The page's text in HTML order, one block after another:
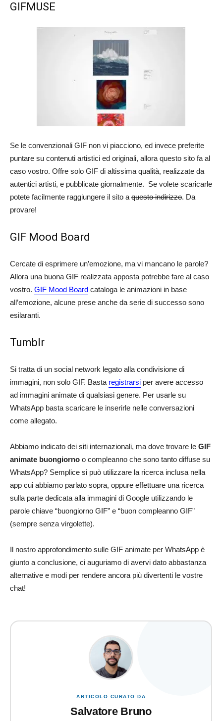
GIFMUSE
Se le convenzionali GIF non vi piacciono, ed invece preferite
puntare su contenuti artistici ed originali, allora questo sito fa al
caso vostro. Offre solo GIF di altissima qualità, realizzate da
autentici artisti, e pubblicate giornalmente. Se volete scaricarle
potete facilmente raggiungere il sito a questo indirizzo. Da
provare!
GIF Mood Board
Cercate di esprimere un’emozione, ma vi mancano le parole?
Allora una buona GIF realizzata apposta potrebbe fare al caso
vostro. GIF Mood Board cataloga le animazioni in base
all’emozione, alcune prese anche da serie di successo sono
esilaranti.
Tumblr
Si tratta di un social network legato alla condivisione di
immagini, non solo GIF. Basta registrarsi per avere accesso
ad immagini animate di qualsiasi genere. Per usarle su
WhatsApp basta scaricare le inserirle nelle conversazioni
come allegato.
Abbiamo indicato dei siti internazionali, ma dove trovare le GIF
animate buongiorno o compleanno che sono tanto diffuse su
WhatsApp? Semplice si può utilizzare la ricerca inclusa nella
app cui abbiamo parlato sopra, oppure effettuare una ricerca
sulla parte dedicata alla immagini di Google utilizzando le
parole chiave “buongiorno GIF” e “buon compleanno GIF”
(sempre senza virgolette).
Il nostro approfondimento sulle GIF animate per WhatsApp è
giunto a conclusione, ci auguriamo di avervi dato abbastanza
alternative e modi per rendere ancora più divertenti le vostre
chat!
ARTICOLO CURATO DA
Salvatore Bruno